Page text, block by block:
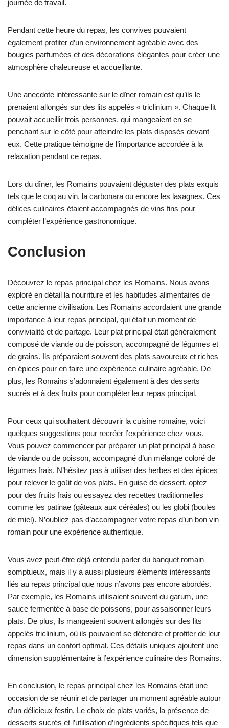
journée de travail.
Pendant cette heure du repas, les convives pouvaient
également profiter d’un environnement agréable avec des
bougies parfumées et des décorations élégantes pour créer une
atmosphère chaleureuse et accueillante.
Une anecdote intéressante sur le dîner romain est qu’ils le
prenaient allongés sur des lits appelés « triclinium ». Chaque lit
pouvait accueillir trois personnes, qui mangeaient en se
penchant sur le côté pour atteindre les plats disposés devant
eux. Cette pratique témoigne de l’importance accordée à la
relaxation pendant ce repas.
Lors du dîner, les Romains pouvaient déguster des plats exquis
tels que le coq au vin, la carbonara ou encore les lasagnes. Ces
délices culinaires étaient accompagnés de vins fins pour
compléter l’expérience gastronomique.
Conclusion
Découvrez le repas principal chez les Romains. Nous avons
exploré en détail la nourriture et les habitudes alimentaires de
cette ancienne civilisation. Les Romains accordaient une grande
importance à leur repas principal, qui était un moment de
convivialité et de partage. Leur plat principal était généralement
composé de viande ou de poisson, accompagné de légumes et
de grains. Ils préparaient souvent des plats savoureux et riches
en épices pour en faire une expérience culinaire agréable. De
plus, les Romains s’adonnaient également à des desserts
sucrés et à des fruits pour compléter leur repas principal.
Pour ceux qui souhaitent découvrir la cuisine romaine, voici
quelques suggestions pour recréer l’expérience chez vous.
Vous pouvez commencer par préparer un plat principal à base
de viande ou de poisson, accompagné d’un mélange coloré de
légumes frais. N’hésitez pas à utiliser des herbes et des épices
pour relever le goût de vos plats. En guise de dessert, optez
pour des fruits frais ou essayez des recettes traditionnelles
comme les patinae (gâteaux aux céréales) ou les globi (boules
de miel). N’oubliez pas d’accompagner votre repas d’un bon vin
romain pour une expérience authentique.
Vous avez peut-être déjà entendu parler du banquet romain
somptueux, mais il y a aussi plusieurs éléments intéressants
liés au repas principal que nous n’avons pas encore abordés.
Par exemple, les Romains utilisaient souvent du garum, une
sauce fermentée à base de poissons, pour assaisonner leurs
plats. De plus, ils mangeaient souvent allongés sur des lits
appelés triclinium, où ils pouvaient se détendre et profiter de leur
repas dans un confort optimal. Ces détails uniques ajoutent une
dimension supplémentaire à l’expérience culinaire des Romains.
En conclusion, le repas principal chez les Romains était une
occasion de se réunir et de partager un moment agréable autour
d’un délicieux festin. Le choix de plats variés, la présence de
desserts sucrés et l’utilisation d’ingrédients spécifiques tels que